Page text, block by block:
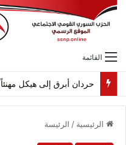
القائمة
حردان أبرق إلى هيكل
الرئيسية / الرئيسة